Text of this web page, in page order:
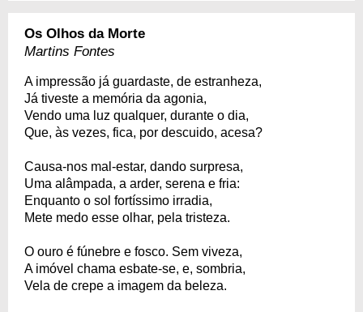
Os Olhos da Morte
Martins Fontes
A impressão já guardaste, de estranheza,
Já tiveste a memória da agonia,
Vendo uma luz qualquer, durante o dia,
Que, às vezes, fica, por descuido, acesa?
Causa-nos mal-estar, dando surpresa,
Uma alâmpada, a arder, serena e fria:
Enquanto o sol fortíssimo irradia,
Mete medo esse olhar, pela tristeza.
O ouro é fúnebre e fosco. Sem viveza,
A imóvel chama esbate-se, e, sombria,
Vela de crepe a imagem da beleza.